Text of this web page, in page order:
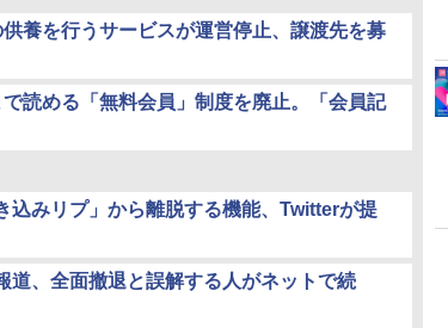
養を行うサービスが運営停止、譲渡先を募
読める「無料会員」制度を廃止。「会員記
込みリプ」から離脱する機能、Twitterが提
道、全面撤退と誤解する人がネットで続